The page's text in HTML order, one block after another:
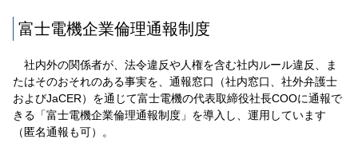
富士電機企業倫理通報制度
社内外の関係者が、法令違反や人権を含む社内ルール違反、ま
たはそのおそれのある事実を、通報窓口（社内窓口、社外弁護士
およびJaCER）を通じて富士電機の代表取締役社長COOに通報で
きる「富士電機企業倫理通報制度」を導入し、運用しています
（匿名通報も可）。